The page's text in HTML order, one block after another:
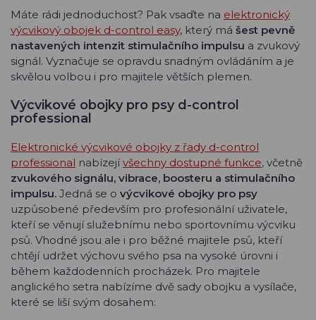
Máte rádi jednoduchost? Pak vsaďte na elektronický
výcvikový obojek d-control easy, který má šest pevně
nastavených intenzit stimulačního impulsu a zvukový
signál. Vyznačuje se opravdu snadným ovládáním a je
skvělou volbou i pro majitele větších plemen.
Výcvikové obojky pro psy d-control
professional
Elektronické výcvikové obojky z řady d-control
professional nabízejívšechny dostupné funkce, včetně
zvukového signálu, vibrace, boosteru a stimulačního
impulsu. Jedná se o výcvikové obojky pro psy
uzpůsobené především pro profesionální uživatele,
kteří se věnují služebnímu nebo sportovnímu výcviku
psů. Vhodné jsou ale i pro běžné majitele psů, kteří
chtějí udržet výchovu svého psa na vysoké úrovni i
během každodenních procházek. Pro majitele
anglického setra nabízíme dvě sady obojku a vysílače,
které se liší svým dosahem: